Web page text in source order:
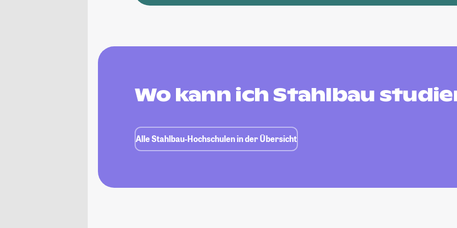
Wo kann ich Stahlbau
Alle Stahlbau-Hochschulen in der Übersicht